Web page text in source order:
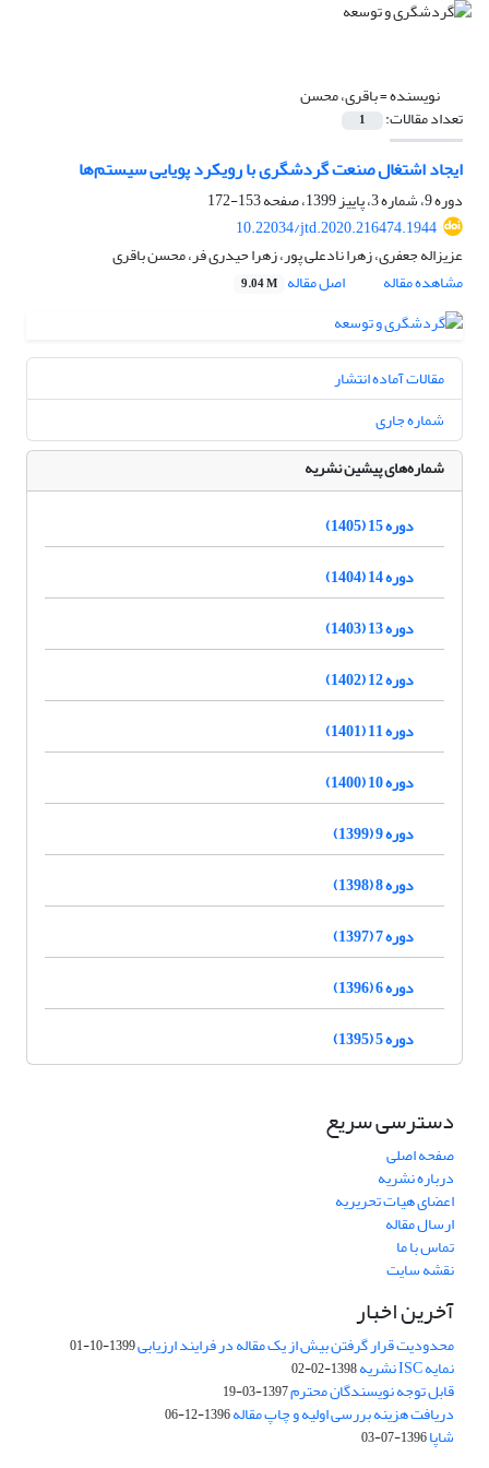
نویسنده =باقری، محسن
تعداد مقالات: 1
ایجاد اشتغال صنعت گردشگری با رویکرد پویایی سیستم‌ها
دوره 9، شماره 3، پاییز 1399، صفحه
153-172
10.22034/jtd.2020.216474.1944
عزیزاله جعفری، زهرا نادعلی پور، زهرا حیدری فر، محسن باقری
مشاهده مقاله
اصل مقاله 9.04 M
مقالات آماده انتشار
شماره جاری
شماره‌های پیشین نشریه
دوره 15 (1405)
دوره 14 (1404)
دوره 13 (1403)
دوره 12 (1402)
دوره 11 (1401)
دوره 10 (1400)
دوره 9 (1399)
دوره 8 (1398)
دوره 7 (1397)
دوره 6 (1396)
دوره 5 (1395)
دسترسی سریع
صفحه اصلی
درباره نشریه
اعضای هیات تحریریه
ارسال مقاله
تماس با ما
نقشه سایت
آخرین اخبار
محدودیت قرار گرفتن بیش از یک مقاله در فرایند ارزیابی1399-10-01
نمایه ISC نشریه 1398-02-02
قابل توجه نویسندگان محترم1397-03-19
دریافت هزینه بررسی اولیه و چاپ مقاله1396-12-06
شاپا1396-07-03